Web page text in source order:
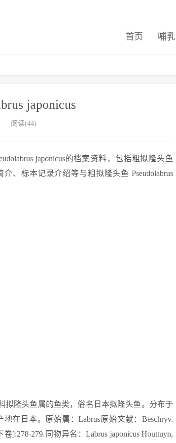
首页 哺乳
japonicus
阅读(44)
japonicus的档案资料，包括粗拟隆头鱼
介、标本记录介绍等与粗拟隆头鱼 Pseudolabrus
拟隆头鱼属的鱼类，俗名日本拟隆头鱼。分布于
在日本。原始属：Labrus原始文献：Beschryv.
]:278-279.同物异名：Labrus japonicus Houttuyn,